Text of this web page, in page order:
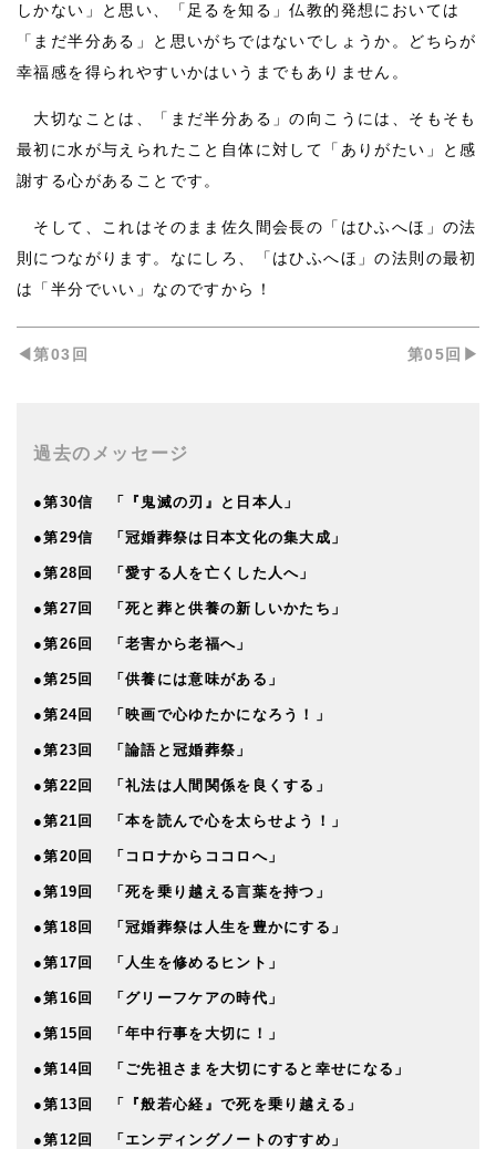
しかない」と思い、「足るを知る」仏教的発想においては
「まだ半分ある」と思いがちではないでしょうか。どちらが
幸福感を得られやすいかはいうまでもありません。
大切なことは、「まだ半分ある」の向こうには、そもそも
最初に水が与えられたこと自体に対して「ありがたい」と感
謝する心があることです。
そして、これはそのまま佐久間会長の「はひふへほ」の法
則につながります。なにしろ、「はひふへほ」の法則の最初
は「半分でいい」なのですから！
◀︎第03回 第05回▶︎
過去のメッセージ
●第30信 「『鬼滅の刃』と日本人」
●第29信 「冠婚葬祭は日本文化の集大成」
●第28回 「愛する人を亡くした人へ」
●第27回 「死と葬と供養の新しいかたち」
●第26回 「老害から老福へ」
●第25回 「供養には意味がある」
●第24回 「映画で心ゆたかになろう！」
●第23回 「論語と冠婚葬祭」
●第22回 「礼法は人間関係を良くする」
●第21回 「本を読んで心を太らせよう！」
●第20回 「コロナからココロへ」
●第19回 「死を乗り越える言葉を持つ」
●第18回 「冠婚葬祭は人生を豊かにする」
●第17回 「人生を修めるヒント」
●第16回 「グリーフケアの時代」
●第15回 「年中行事を大切に！」
●第14回 「ご先祖さまを大切にすると幸せになる」
●第13回 「『般若心経』で死を乗り越える」
●第12回 「エンディングノートのすすめ」